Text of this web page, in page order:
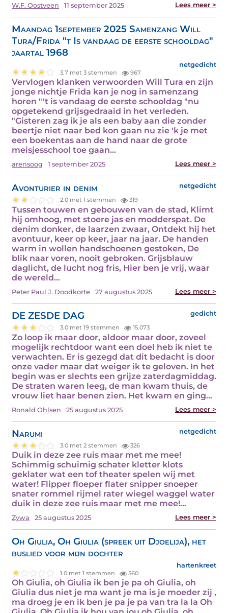
W.F. Oostveen 11 september 2025 Lees meer >
Maandag 1september 2025 Samenzang Will
Tura/Frida "t Is vandaag de eerste schooldag"
jaartal 1968
netgedicht
3.7 met 3 stemmen 967
Vervlogen klanken verwoorden Will Tura en zijn
jonge nichtje Frida kan je nog in samenzang
horen "'t is vandaag de eerste schooldag "nu
opgetekend grijsgedraaid in het verleden.
"Gisteren zag ik je als een baby aan die zonder
beertje niet naar bed kon gaan nu zie 'k je met
een boekentas aan de hand naar de grote
meisjesschool toe gaan…
arensoog 1 september 2025 Lees meer >
Avonturier in denim netgedicht
2.0 met 1 stemmen 319
Tussen touwen en gebouwen van de stad, Klimt
hij omhoog, met stoere jas en modderspat. De
denim donker, de laarzen zwaar, Ontdekt hij het
avontuur, keer op keer, jaar na jaar. De handen
warm in wollen handschoenen gestoken, De
blik naar voren, nooit gebroken. Grijsblauw
daglicht, de lucht nog fris, Hier ben je vrij, waar
de wereld…
Peter Paul J. Doodkorte 27 augustus 2025 Lees meer >
DE ZESDE DAG gedicht
3.0 met 19 stemmen 15.073
Zo loop ik maar door, aldoor maar door, zoveel
mogelijk rechtdoor want een doel heb ik niet te
verwachten. Er is gezegd dat dit bedacht is door
onze vader maar dat weiger ik te geloven. In het
begin was er slechts een grijze zaterdagmiddag.
De straten waren leeg, de man kwam thuis, de
vrouw liet haar benen zien. Het kwam en ging…
Ronald Ohlsen 25 augustus 2025 Lees meer >
Narumi netgedicht
3.0 met 2 stemmen 326
Duik in deze zee ruis maar met me mee!
Schimmig schuimig schater kletter klots
geklater wat een tof theater spelen wij met
water! Flipper floeper flater snipper snoeper
snater rommel rijmel rater wiegel waggel water
duik in deze zee ruis maar met me mee!…
Zywa 25 augustus 2025 Lees meer >
Oh Giulia, Oh Giulia (spreek uit Djoelija), het
buslied voor mijn dochter
hartenkreet
1.0 met 1 stemmen 560
Oh Giulia, oh Giulia ik ben je pa oh Giulia, oh
Giulia dus niet je ma want je ma is je moeder zij ,
ma droeg je en ik ben je pa je pa van tra la la Oh